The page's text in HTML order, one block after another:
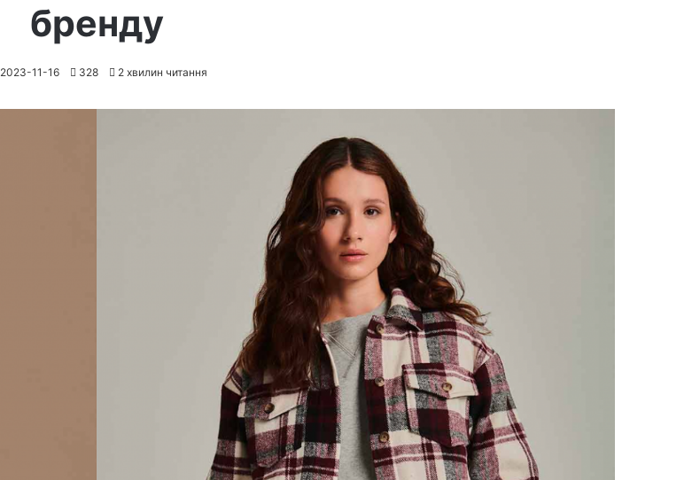
бренду
2023-11-16 328 2 хвилин читання